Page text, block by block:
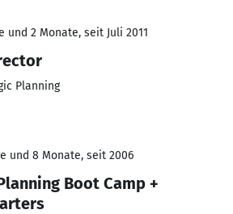
und 2 Monate, seit Juli 2011
Planning
und 8 Monate, seit 2006
Boot Camp +